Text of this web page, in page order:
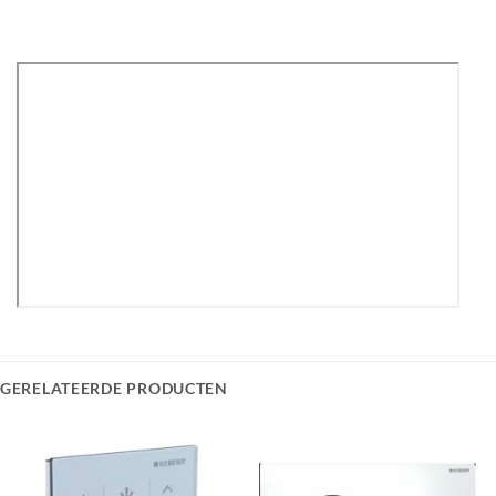
GERELATEERDE PRODUCTEN